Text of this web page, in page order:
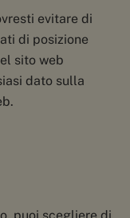
evitare di
di posizione
sito web
dato sulla